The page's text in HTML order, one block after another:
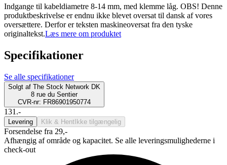
Indgange til kabeldiametre 8-14 mm, med klemme låg. OBS! Denne
produktbeskrivelse er endnu ikke blevet oversat til dansk af vores
oversættere. Derfor er teksten maskineoversat fra den tyske
originaltekst.Læs mere om produktet
Specifikationer
Se alle specifikationer
Solgt af The Stock Network DK
8 rue du Sentier
CVR-nr: FR86901950774
131.-
Levering Klik & Hent Ikke tilgængelig
Forsendelse fra 29,-
Afhængig af område og kapacitet. Se alle leveringsmulighederne i
check-out